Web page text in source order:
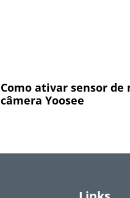
Como ativar sensor
câmera Yoosee